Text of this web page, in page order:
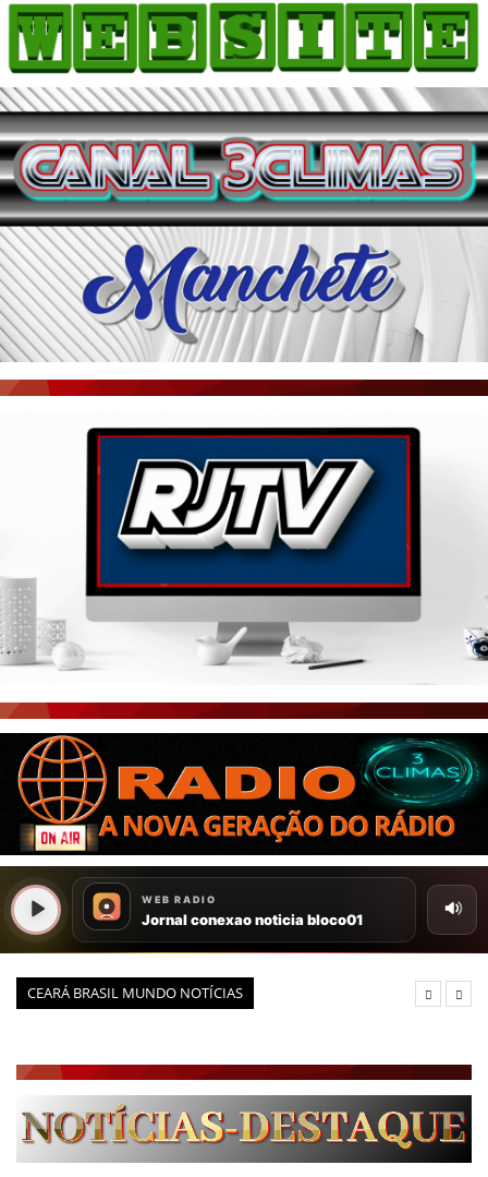
CEARÁ BRASIL MUNDO NOTÍCIAS
HOME
COMO ANUNCIAR
JORNAIS DO BRASIL
PODCAST/NOTÍCIAS
AS NOTÍCIAS DO DIA
ACONTECEU...VIROU MANCHETE!
BLOGS & COLUNAS
AGÊNCIA DE NOTÍCIAS
CNN BRASIL
PORTAL CEARÁ
ÚLTIMAS POSTAGENS
BOAS NOTÍCIAS...VIRAM MANCHETE!
CEARÁ BRASIL NOTÍCIAS
CEARÁ BRASIL MUNDO 1
BRASIL DE FATO
NOTÍCIAS GERAIS
CONECTE-SE
REGISTO